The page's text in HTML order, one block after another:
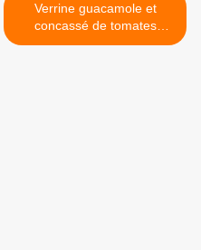
Verrine guacamole et
concassé de tomates
séchées >